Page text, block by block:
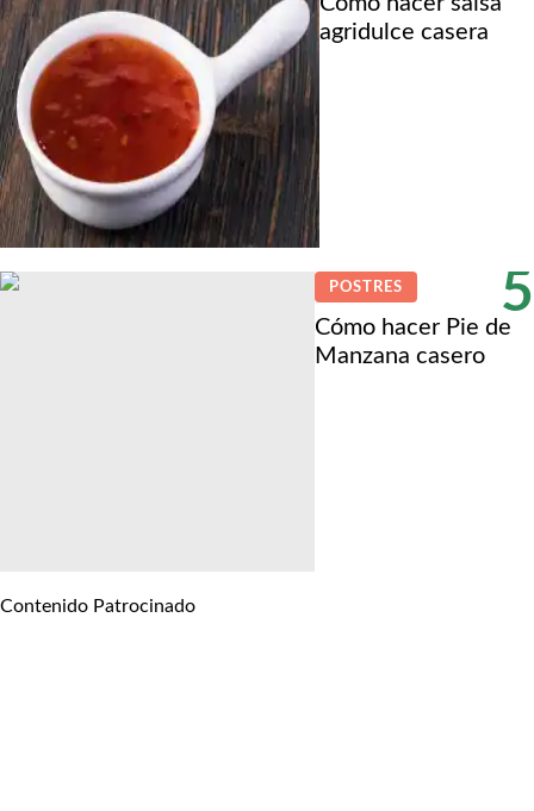
agridulce casera
5
POSTRES
Cómo hacer Pie de
Manzana casero
Contenido Patrocinado